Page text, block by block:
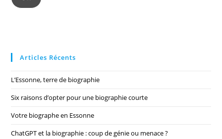
Articles Récents
L’Essonne, terre de biographie
Six raisons d’opter pour une biographie courte
Votre biographe en Essonne
ChatGPT et la biographie : coup de génie ou menace ?